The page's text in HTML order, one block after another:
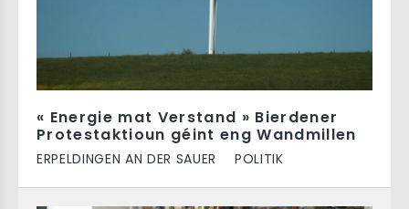
« Energie mat Verstand » Bierdener
Protestaktioun géint eng Wandmillen
ERPELDINGEN AN DER SAUER POLITIK